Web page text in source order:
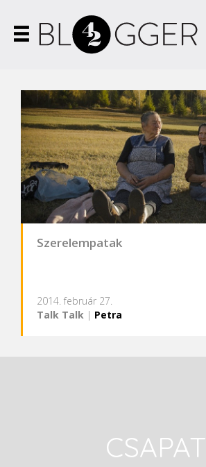
Szerelempatak
2014. február 27.
Talk Talk | Petra
CSAPAT